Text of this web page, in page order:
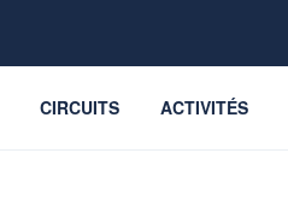
CIRCUITS ACTIVITÉS